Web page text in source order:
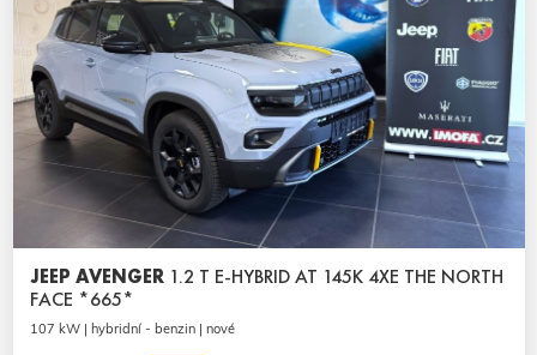
JEEP AVENGER 1.2 T E-HYBRID AT 145K 4XE THE NORTH
FACE *665*
107 kW | hybridní - benzin | nové